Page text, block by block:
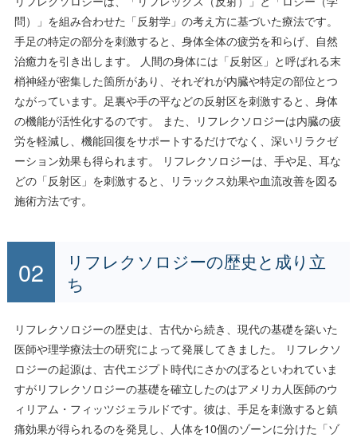
問）」を組み合わせた「反射学」の考え方に基づいた療法です。
手足の特定の部分を刺激すると、身体全体の疲労を和らげ、自然
治癒力を引き出します。 人間の身体には「反射区」と呼ばれる末
梢神経が密集した箇所があり、それぞれが内臓や特定の部位とつ
ながっています。足裏や手の平などの反射区を刺激すると、身体
の機能が活性化するのです。 また、リフレクソロジーは内臓の疲
労を軽減し、機能回復をサポートするだけでなく、深いリラクゼ
ーション効果も得られます。 リフレクソロジーは、手や足、耳な
どの「反射区」を刺激すると、リラックス効果や血流改善を図る
施術方法です。
リフレクソロジーの歴史と成り立
ち
リフレクソロジーの歴史は、古代から続き、現代の基礎を築いた
医師や理学療法士の研究によって発展してきました。 リフレクソ
ロジーの起源は、古代エジプト時代にさかのぼるといわれていま
すがリフレクソロジーの基礎を確立したのはアメリカ人医師のウ
ィリアム・フィッツジェラルドです。彼は、手足を刺激すると鎮
痛効果が得られるのを発見し、人体を10個のゾーンに分けた「ゾ